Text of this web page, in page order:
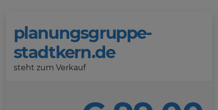
planungsgruppe-
stadtkern.de
steht zum Verkauf